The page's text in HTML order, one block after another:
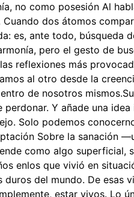
no como posesión Al
Cuando dos átomos
es, ante todo, búsqueda
pero el gesto de
reflexiones más
al otro desde la
de nosotros
perdonar. Y añade una
Solo podemos
Sobre la sanación
como algo superficial,
enlos que vivió en
duros del mundo. De esas
estar vivos. Lo